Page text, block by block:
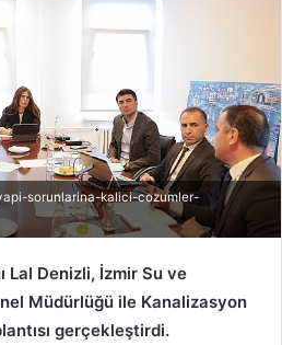
sorunlarina-kalici-cozumler-
Lal Denizli, İzmir Su ve
Müdürlüğü ile Kanalizasyon
gerçekleştirdi.